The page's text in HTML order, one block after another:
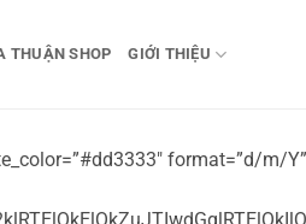
THUẬN SHOP GIỚI THIỆU